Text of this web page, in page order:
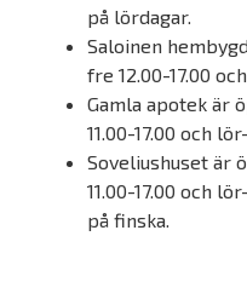
på lördagar.
Saloinen
fre 12.00-17.00
Gamla apotek är
11.00-17.00 och
Soveliushuset är
11.00-17.00 och
på finska.